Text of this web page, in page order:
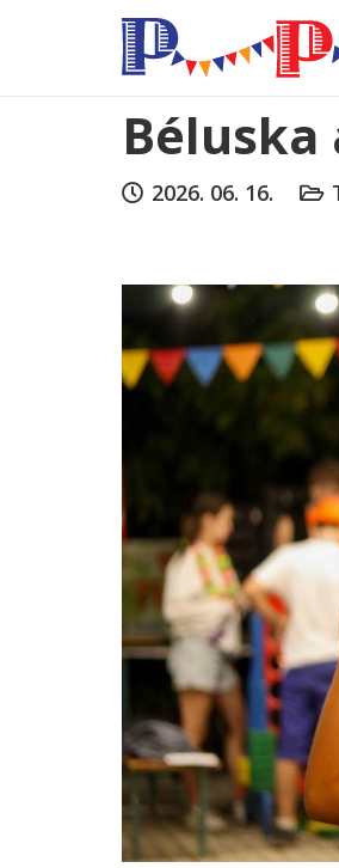
Béluska
2026. 06. 16.